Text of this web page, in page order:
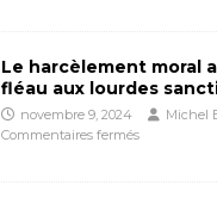
Le harcèlement moral
fléau aux lourdes
novembre 9, 2024
Michel
Commentaires fermés